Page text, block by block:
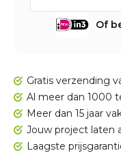
Of
Gratis verzending
Al meer dan 1000
Meer dan 15 jaar
Jouw project laten
Laagste